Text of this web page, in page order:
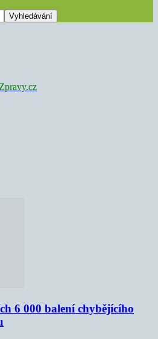
6 000 balení chybějícího